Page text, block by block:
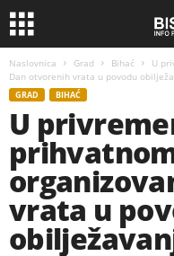
Naslovnica Grad Bihać
U
Dan otvorenih vrata u povodu
GRAD BIHAĆ
U
vrata u